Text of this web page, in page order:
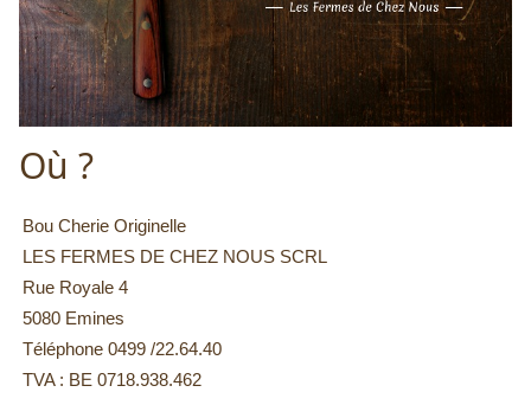
Où ?
Bou Cherie Originelle
LES FERMES DE CHEZ NOUS SCRL
Rue Royale 4
5080 Emines
Téléphone 0499 /22.64.40
TVA : BE 0718.938.462